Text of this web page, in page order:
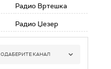
Радио Вртешка
Радио Џезер
ОДАБЕРИТЕ КАНАЛ